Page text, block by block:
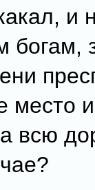
и
место
всю